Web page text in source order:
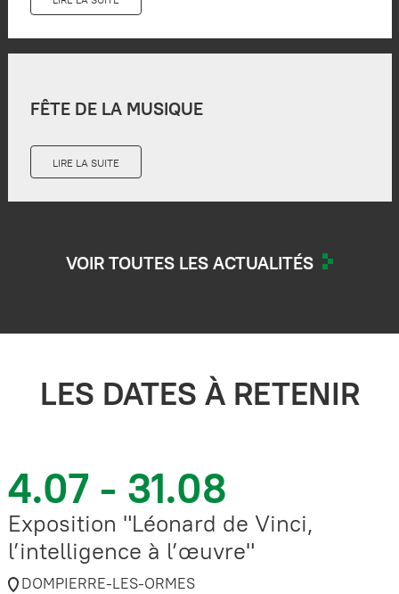
FÊTE DE LA MUSIQUE
LIRE LA SUITE
VOIR TOUTES LES ACTUALITÉS
LES DATES À RETENIR
4.07 - 31.08
Exposition "Léonard de Vinci,
l’intelligence à l’œuvre"
DOMPIERRE-LES-ORMES